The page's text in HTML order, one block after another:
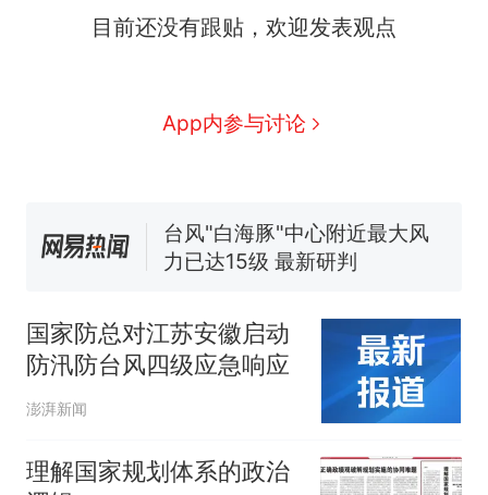
目前还没有跟贴，欢迎发表观点
App内参与讨论
人生
新 搬家报价570元，搬到楼下
交5060元才肯搬上楼！女子傻
协会回应
台风"白海豚"中心附近最大风
力已达15级 最新研判
试前13名均遭淘汰？教育局：
已叫停招聘，成立调查组全面
核查
笔试第一被第二名传话劝弃考
官方通报
那个在床头放菜刀的女孩，
人生
国家防总对江苏安徽启动
防汛防台风四级应急响应
澎湃新闻
理解国家规划体系的政治